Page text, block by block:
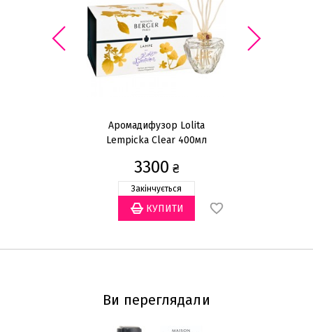
Аромадифузор Lolita
Lempicka Clear 400мл
3300 ₴
Закінчується
Ви переглядали